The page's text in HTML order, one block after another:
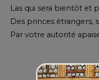
Las qui sera bientôt et
Des princes étrangers,
Par votre autorité